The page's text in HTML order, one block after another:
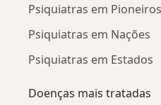
Psiquiatras em Pioneiros
Psiquiatras em Nações
Psiquiatras em Estados
Doenças mais tratadas